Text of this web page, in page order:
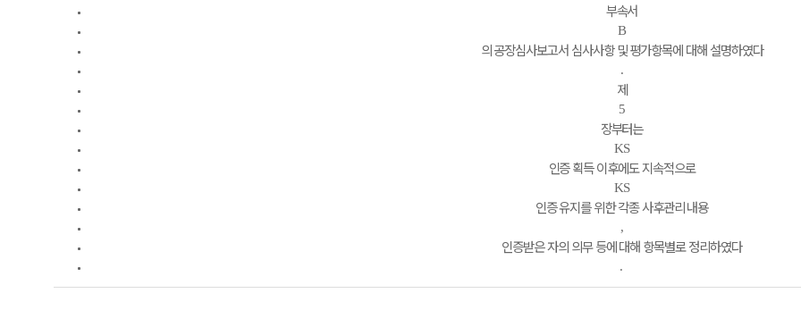
부속서
B
의 공장심사보고서 심사사항 및 평가항목에 대해 설명하였다
.
제
5
장부터는
KS
인증 획득 이후에도 지속적으로
KS
인증 유지를 위한 각종 사후관리 내용
,
인증받은 자의 의무 등에 대해 항목별로 정리하였다
.